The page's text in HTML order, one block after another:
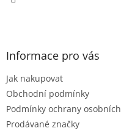
Informace pro vás
Jak nakupovat
Obchodní podmínky
Podmínky ochrany
Prodávané značky